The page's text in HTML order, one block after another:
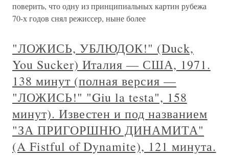
поверить, что одну из принципиальных картин рубежа
70-х годов снял режиссер, ныне более
"ЛОЖИСЬ, УБЛЮДОК!" (Duck,
You Sucker) Италия — США, 1971.
138 минут (полная версия —
"ЛОЖИСЬ!" "Giu la testa", 158
минут). Известен и под названием
"ЗА ПРИГОРШНЮ ДИНАМИТА"
(A Fistful of Dynamite), 121 минута.